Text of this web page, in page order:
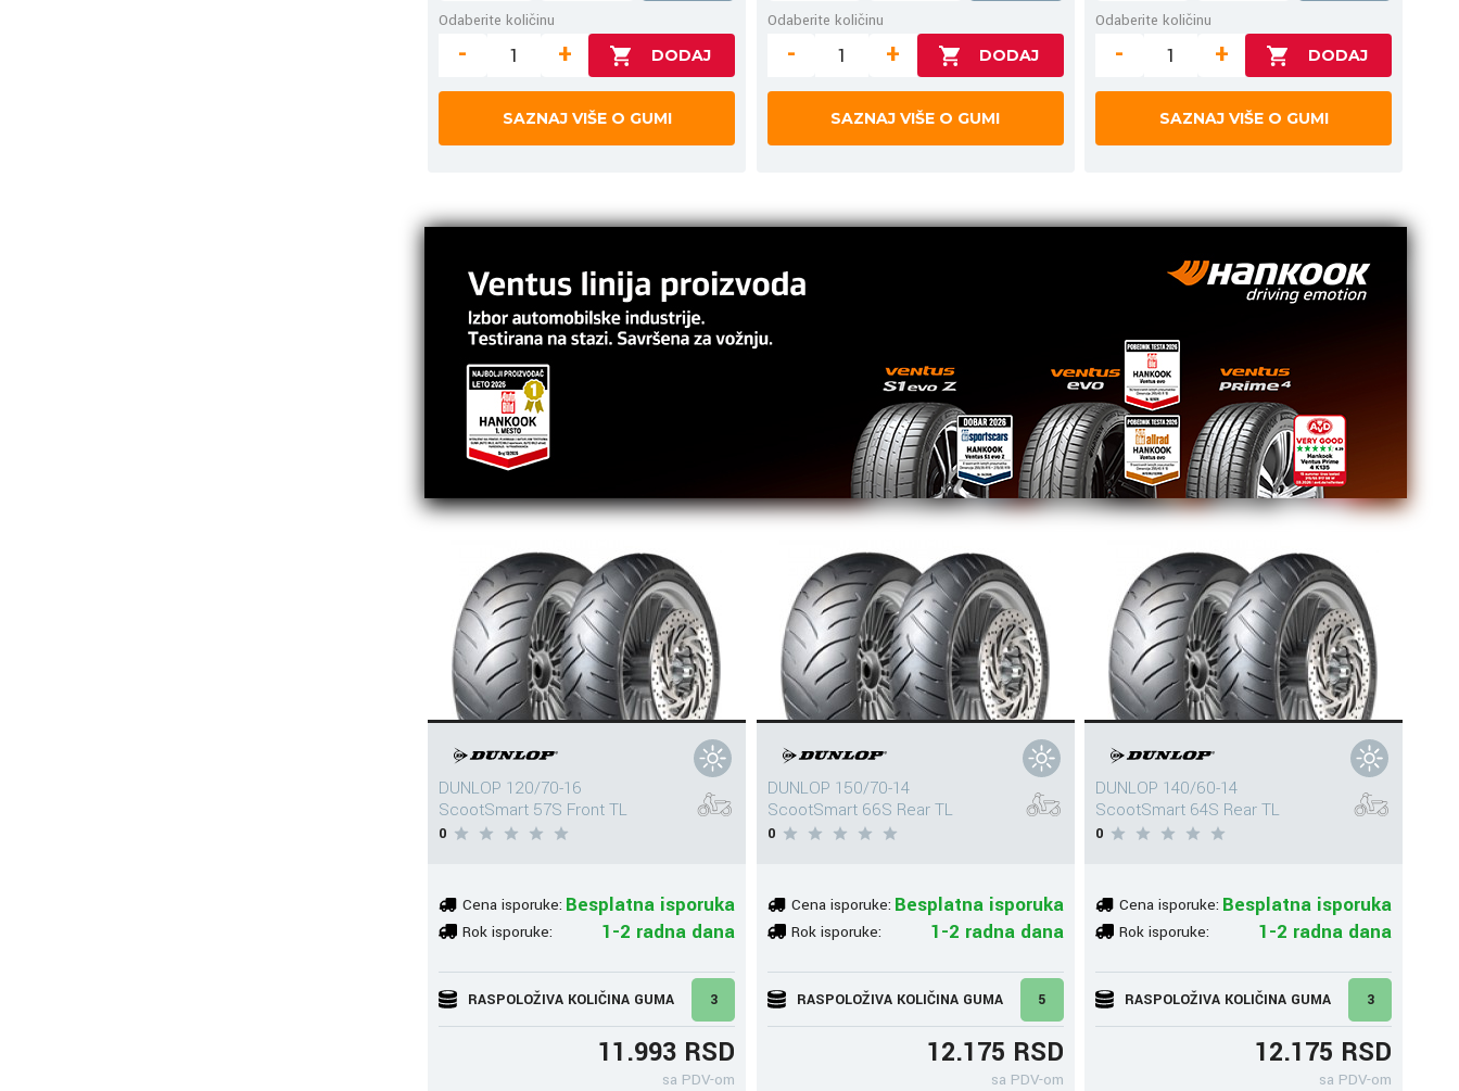
Odaberite količinu
- +
SAZNAJ VIŠE O GUMI
Odaberite količinu
- +
SAZNAJ VIŠE O GUMI
Odaberite količinu
- +
SAZNAJ VIŠE O GUMI
DUNLOP 120/70-16
ScootSmart 57S Front TL
0
Cena isporuke: Besplatna isporuka
Rok isporuke: 1-2 radna dana
RASPOLOŽIVA KOLIČINA GUMA 3
11.993 RSD
sa PDV-om
DUNLOP 150/70-14
ScootSmart 66S Rear TL
0
Cena isporuke: Besplatna isporuka
Rok isporuke: 1-2 radna dana
RASPOLOŽIVA KOLIČINA GUMA 5
12.175 RSD
sa PDV-om
DUNLOP 140/60-14
ScootSmart 64S Rear TL
0
Cena isporuke: Besplatna isporuka
Rok isporuke: 1-2 radna dana
RASPOLOŽIVA KOLIČINA GUMA 3
12.175 RSD
sa PDV-om